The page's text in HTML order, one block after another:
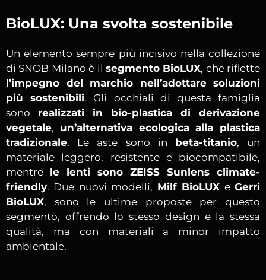
BioLUX: Una svolta sostenibile
Un elemento sempre più incisivo nella collezione
di SNOB Milano è il segmento BioLUX, che riflette
l’impegno del marchio nell’adottare soluzioni
più sostenibili. Gli occhiali di questa famiglia
sono realizzati in bio-plastica di derivazione
vegetale, un’alternativa ecologica alla plastica
tradizionale. Le aste sono in beta-titanio, un
materiale leggero, resistente e biocompatibile,
mentre le lenti sono ZEISS Sunlens climate-
friendly. Due nuovi modelli, Milf BioLUX eGerri
BioLUX, sono le ultime proposte per questo
segmento, offrendo lo stesso design e la stessa
qualità, ma con materiali a minor impatto
ambientale.